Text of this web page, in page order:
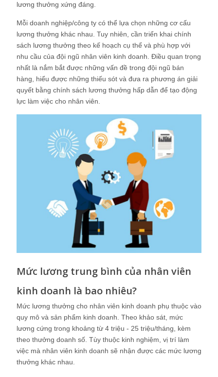
lương thưởng xứng đáng.
Mỗi doanh nghiệp/công ty có thể lựa chọn những cơ cấu
lương thưởng khác nhau. Tuy nhiên, cần triển khai chính
sách lương thưởng theo kế hoạch cụ thể và phù hợp với
nhu cầu của đội ngũ nhân viên kinh doanh. Điều quan trọng
nhất là nắm bắt được những vấn đề trong đội ngũ bán
hàng, hiểu được những thiếu sót và đưa ra phương án giải
quyết bằng chính sách lương thưởng hấp dẫn để tạo động
lực làm việc cho nhân viên.
Mức lương trung bình của nhân viên
kinh doanh là bao nhiêu?
Mức lương thưởng cho nhân viên kinh doanh phụ thuộc vào
quy mô và sản phẩm kinh doanh. Theo khảo sát, mức
lương cứng trong khoảng từ 4 triệu - 25 triệu/tháng, kèm
theo thưởng doanh số. Tùy thuộc kinh nghiệm, vị trí làm
việc mà nhân viên kinh doanh sẽ nhận được các mức lương
thưởng khác nhau.